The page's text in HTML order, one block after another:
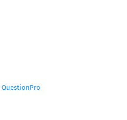
QuestionPro